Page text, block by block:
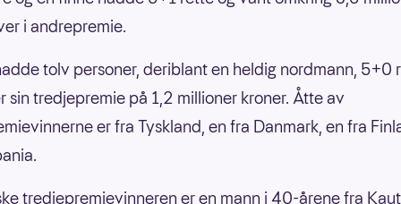
i andrepremie.
tolv personer, deriblant en heldig nordmann, 5+0
sin tredjepremie på 1,2 millioner kroner. Åtte av
er fra Tyskland, en fra Danmark, en fra
tredjepremievinneren er en mann i 40-årene fra